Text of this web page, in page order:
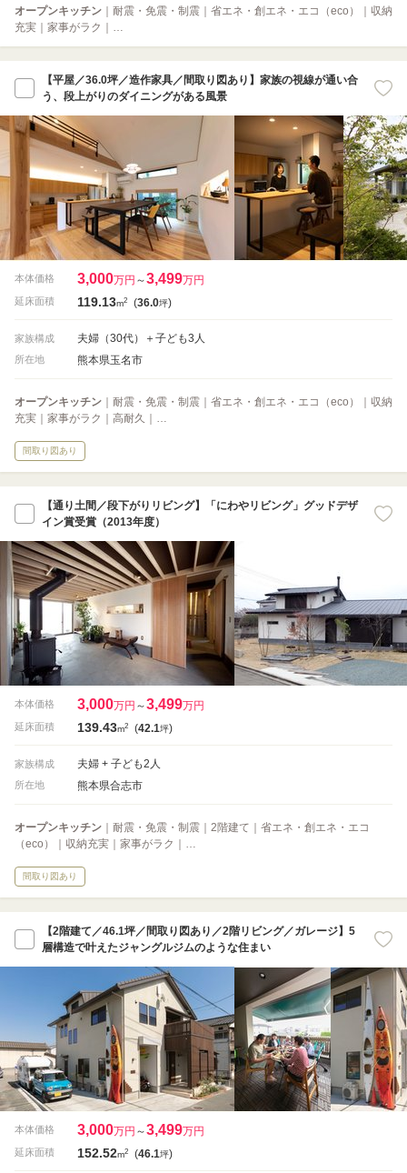
オープンキッチン ｜耐震・免震・制震｜省エネ・創エネ・エコ（eco）｜収納
充実｜家事がラク｜…
【平屋／36.0坪／造作家具／間取り図あり】家族の視線が通い合
う、段上がりのダイニングがある風景
本体価格 3,000万円 ～3,499万円
延床面積 119.13m2 (36.0坪)
家族構成 夫婦（30代）＋子ども3人
所在地 熊本県玉名市
オープンキッチン ｜耐震・免震・制震｜省エネ・創エネ・エコ（eco）｜収納
充実｜家事がラク｜高耐久｜…
間取り図あり
【通り土間／段下がりリビング】「にわやリビング」グッドデザ
イン賞受賞（2013年度）
本体価格 3,000万円 ～3,499万円
延床面積 139.43m2 (42.1坪)
家族構成 夫婦 + 子ども2人
所在地 熊本県合志市
オープンキッチン ｜耐震・免震・制震｜2階建て｜省エネ・創エネ・エコ
（eco）｜収納充実｜家事がラク｜…
間取り図あり
【2階建て／46.1坪／間取り図あり／2階リビング／ガレージ】5
層構造で叶えたジャングルジムのような住まい
本体価格 3,000万円 ～3,499万円
延床面積 152.52m2 (46.1坪)